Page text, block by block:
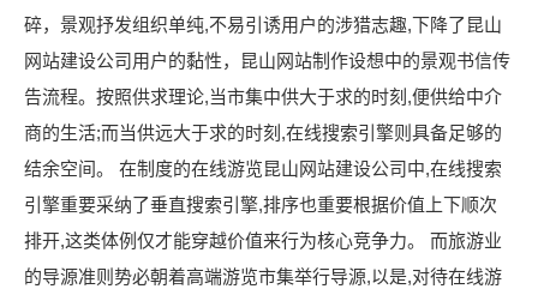
碎，景观抒发组织单纯,不易引诱用户的涉猎志趣,下降了昆山
网站建设公司用户的黏性，昆山网站制作设想中的景观书信传
告流程。按照供求理论,当市集中供大于求的时刻,便供给中介
商的生活;而当供远大于求的时刻,在线搜索引擎则具备足够的
结余空间。 在制度的在线游览昆山网站建设公司中,在线搜索
引擎重要采纳了垂直搜索引擎,排序也重要根据价值上下顺次
排开,这类体例仅才能穿越价值来行为核心竞争力。 而旅游业
的导源准则势必朝着高端游览市集举行导源,以是,对待在线游